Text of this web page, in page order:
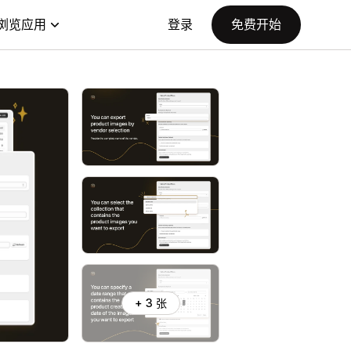
览应用 登录 免费开始
+ 3 张